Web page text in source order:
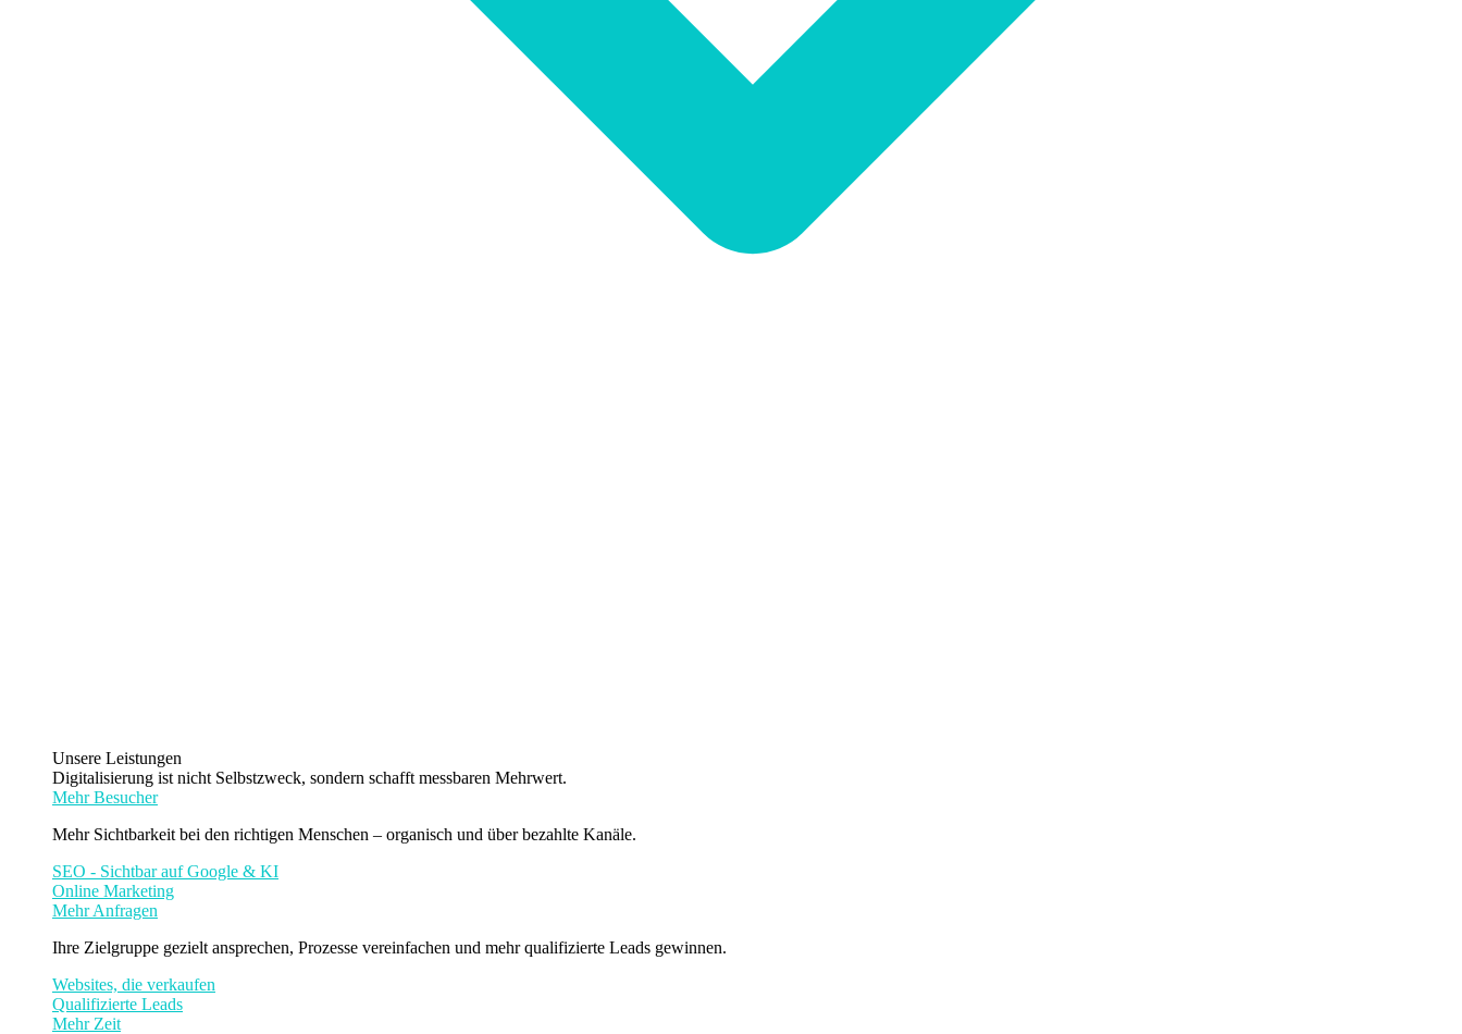
Unsere Leistungen
Digitalisierung ist nicht Selbstzweck, sondern schafft messbaren Mehrwert.
Mehr Besucher
Mehr Sichtbarkeit bei den richtigen Menschen – organisch und über bezahlte Kanäle.
SEO - Sichtbar auf Google & KI
Online Marketing
Mehr Anfragen
Ihre Zielgruppe gezielt ansprechen, Prozesse vereinfachen und mehr qualifizierte Leads gewinnen.
Websites, die verkaufen
Qualifizierte Leads
Mehr Zeit